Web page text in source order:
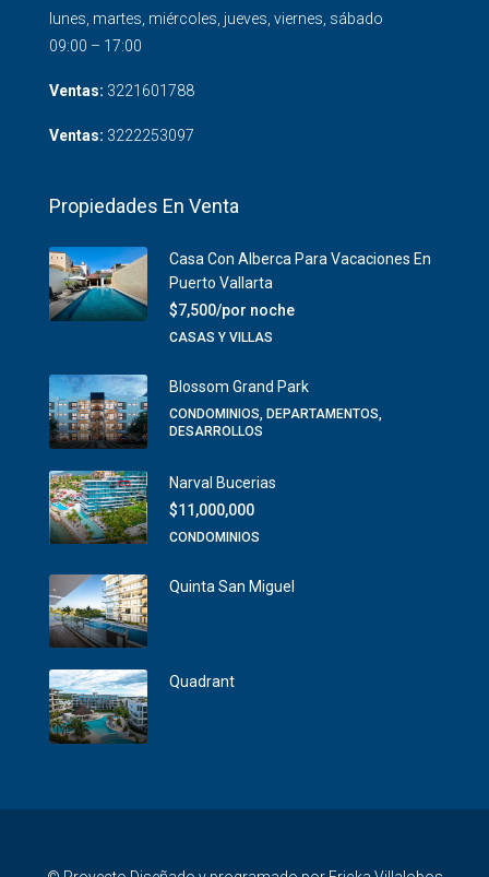
lunes, martes, miércoles, jueves, viernes, sábado
09:00 – 17:00
Ventas: 3221601788
Ventas: 3222253097
Propiedades En Venta
Casa Con Alberca Para Vacaciones En
Puerto Vallarta
$7,500/por noche
CASAS Y VILLAS
Blossom Grand Park
CONDOMINIOS, DEPARTAMENTOS,
DESARROLLOS
Narval Bucerias
$11,000,000
CONDOMINIOS
Quinta San Miguel
Quadrant